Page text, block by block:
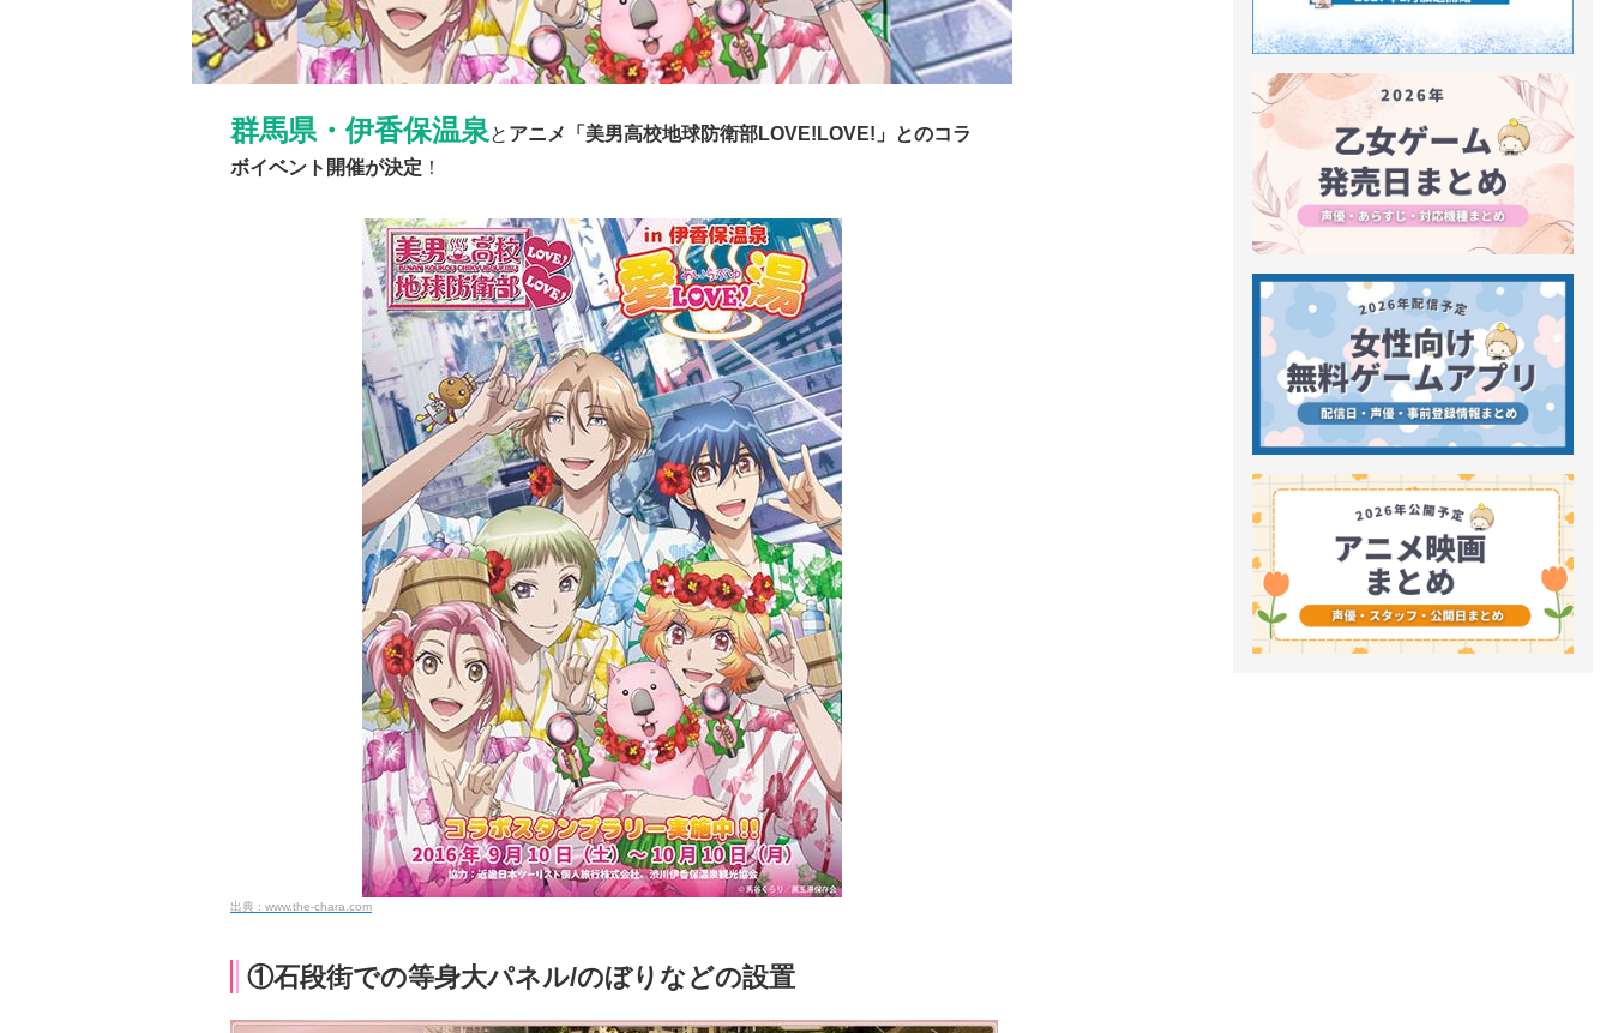
群馬県・伊香保温泉と アニメ「美男高校地球防衛部LOVE!LOVE!」とのコラ
ボイベント開催が決定 ！
www.the-chara.com
①石段街での等身大パネル/のぼりなどの設置